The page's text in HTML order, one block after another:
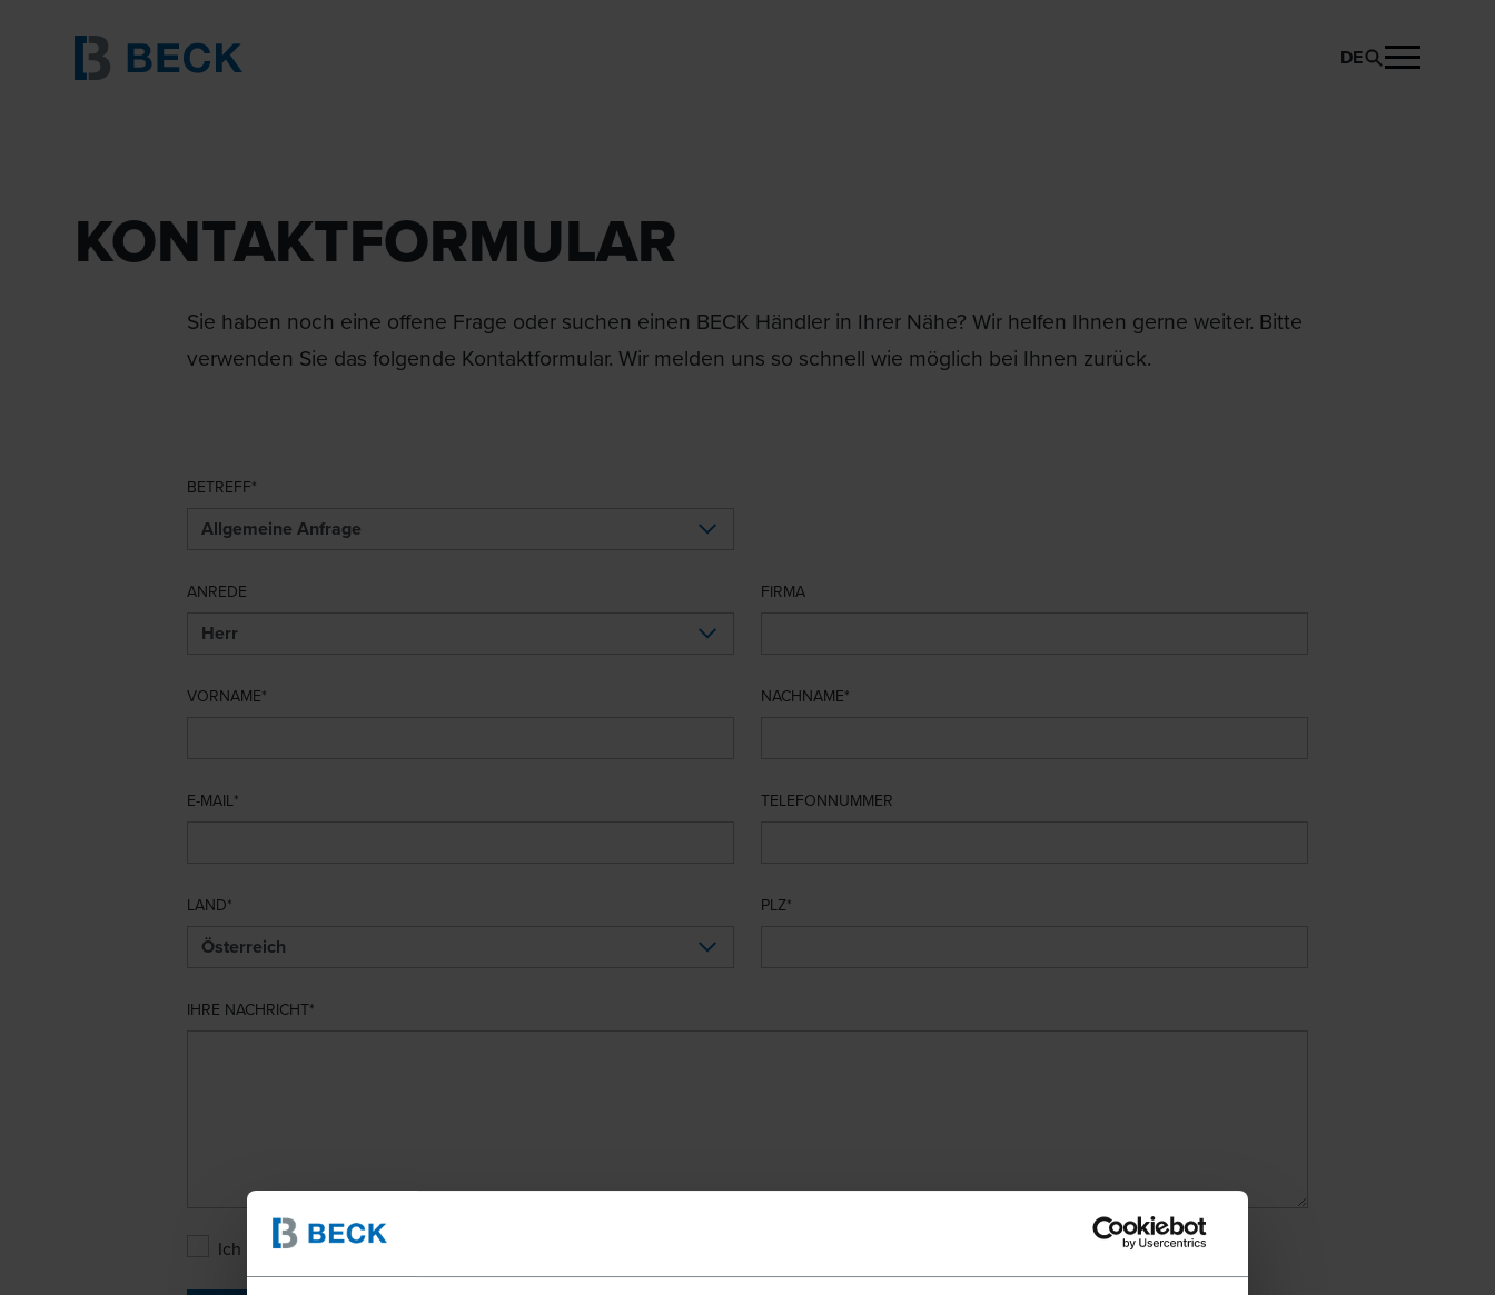
DE
KONTAKTFORMULAR
Sie haben noch eine offene Frage oder suchen einen BECK Händler in Ihrer Nähe? Wir helfen Ihnen gerne weiter. Bitte
verwenden Sie das folgende Kontaktformular. Wir melden uns so schnell wie möglich bei Ihnen zurück.
BETREFF
ANREDE FIRMA
VORNAME NACHNAME
E-MAIL TELEFONNUMMER
LAND PLZ
IHRE NACHRICHT
Ich bin mit denDatenschutzbestimmungen